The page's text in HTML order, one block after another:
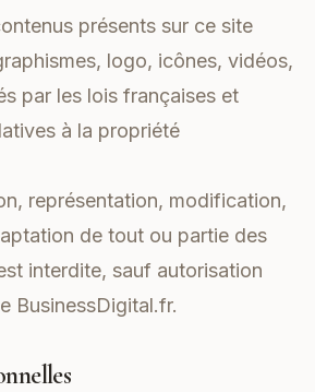
présents sur ce site
logo, icônes, vidéos,
par les lois françaises et
à la propriété
représentation, modification,
de tout ou partie des
interdite, sauf autorisation
BusinessDigital.fr.